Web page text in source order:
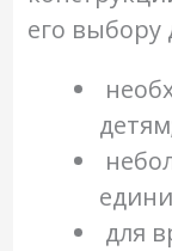
его выбору
для